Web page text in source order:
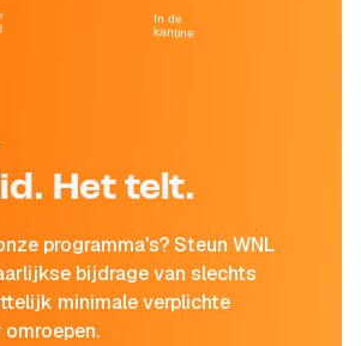
Het telt.
programma's? Steun WNL
bijdrage van slechts
minimale verplichte
In de
kantine